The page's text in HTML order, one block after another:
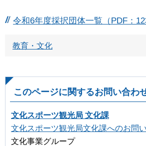
令和6年度採択団体一覧（PDF：
教育・文化
このページに関するお問い合わ
文化スポーツ観光局 文化課
文化スポーツ観光局文化課へのお問
文化事業グループ